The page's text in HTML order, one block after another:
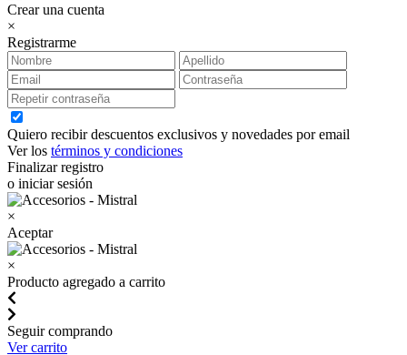
Crear una cuenta
×
Registrarme
Quiero recibir descuentos exclusivos y novedades por email
Ver los términos y condiciones
Finalizar registro
o iniciar sesión
×
Aceptar
×
Producto agregado a carrito
Seguir comprando
Ver carrito